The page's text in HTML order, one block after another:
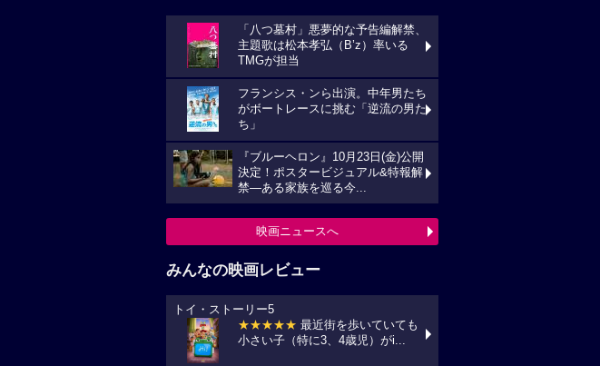
「八つ墓村」悪夢的な予告編解禁、
主題歌は松本孝弘（B’z）率いる
TMGが担当
フランシス・ンら出演。中年男たち
がボートレースに挑む「逆流の男た
ち」
『ブルーヘロン』10月23日(金)公開
決定！ポスタービジュアル&特報解
禁―ある家族を巡る今...
映画ニュースへ
みんなの映画レビュー
トイ・ストーリー5
★★★★★ 最近街を歩いていても
小さい子（特に3、4歳児）がi...